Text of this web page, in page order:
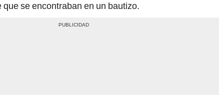
se encontraban en un bautizo.